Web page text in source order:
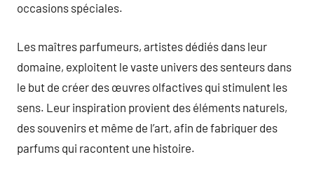
occasions spéciales.
Les maîtres parfumeurs, artistes dédiés dans leur
domaine, exploitent le vaste univers des senteurs dans
le but de créer des œuvres olfactives qui stimulent les
sens. Leur inspiration provient des éléments naturels,
des souvenirs et même de l’art, afin de fabriquer des
parfums qui racontent une histoire.